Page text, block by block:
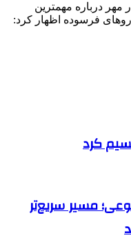
مهر درباره مهمترین
فرسوده اظهار کرد:
مسیر سریع‌تر